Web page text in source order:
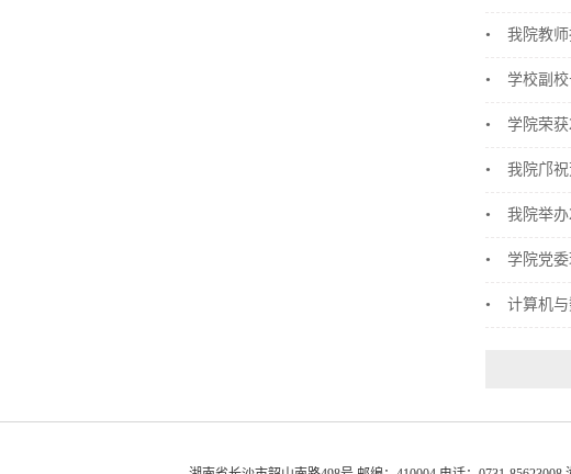
• 我院教
• 学校副
• 学院荣
• 我院邝祝
表...
• 我院举
• 学院党
• 计算机